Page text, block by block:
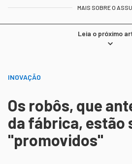
MAIS SOBRE O
Leia o próximo
INOVAÇÃO
Os robôs, que
da fábrica, estão
"promovidos"